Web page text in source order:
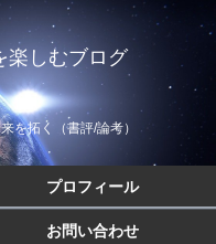
楽しむブログ
を拓く（書評/論考）
プロフィール
お問い合わせ